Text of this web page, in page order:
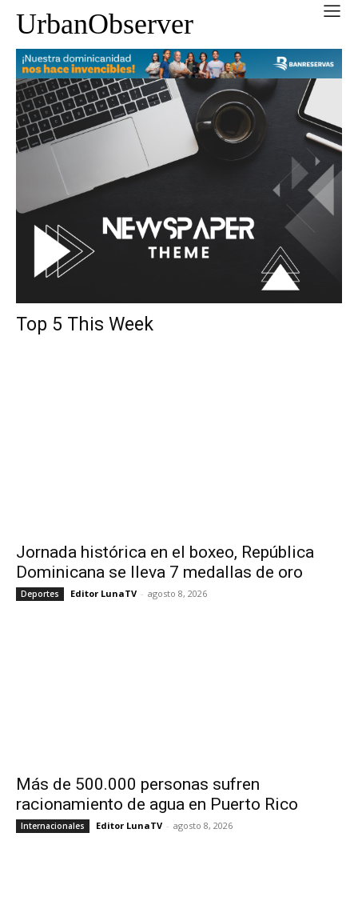
UrbanObserver
Top 5 This Week
Jornada histórica en el boxeo, República
Dominicana se lleva 7 medallas de oro
Deportes Editor LunaTV - agosto 8, 2026
Más de 500.000 personas sufren
racionamiento de agua en Puerto Rico
Internacionales Editor LunaTV - agosto 8, 2026